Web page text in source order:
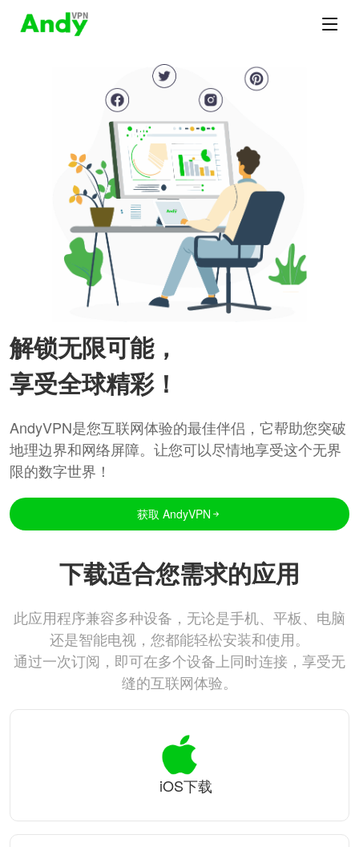
解锁无限可能，
享受全球精彩！
AndyVPN是您互联网体验的最佳伴侣，它帮助您突破
地理边界和网络屏障。让您可以尽情地享受这个无界
限的数字世界！
获取 AndyVPN
下载适合您需求的应用
此应用程序兼容多种设备，无论是手机、平板、电脑
还是智能电视，您都能轻松安装和使用。
通过一次订阅，即可在多个设备上同时连接，享受无
缝的互联网体验。
iOS下载